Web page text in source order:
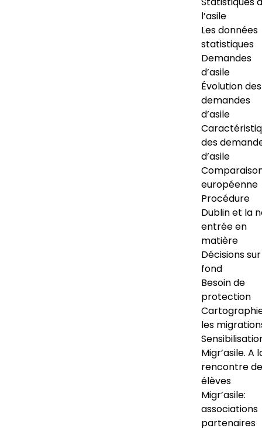
l’asile
Les données
statistiques
Demandes
d’asile
Évolution des
demandes
d’asile
des
d’asile
européenne
Procédure
Dublin et la
entrée en
matière
Décisions
fond
Besoin de
protection
les
Migr’asile. A
rencontre
élèves
Migr’asile:
associations
partenaires